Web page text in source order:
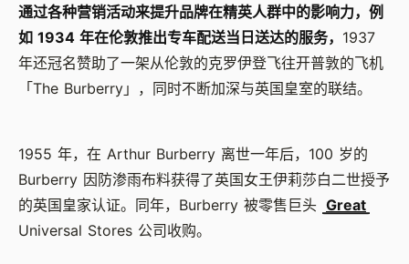
通过各种营销活动来提升品牌在精英人群中的影响力，例
如 1934 年在伦敦推出专车配送当日送达的服务， 1937
年还冠名赞助了一架从伦敦的克罗伊登飞往开普敦的飞机
「The Burberry」，同时不断加深与英国皇室的联结。
1955 年，在 Arthur Burberry 离世一年后，100 岁的
Burberry 因防渗雨布料获得了英国女王伊莉莎白二世授予
的英国皇家认证。同年，Burberry 被零售巨头 Great
Universal Stores 公司收购。